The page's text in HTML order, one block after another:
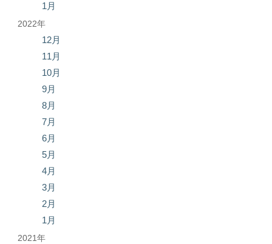
1月
2022年
12月
11月
10月
9月
8月
7月
6月
5月
4月
3月
2月
1月
2021年